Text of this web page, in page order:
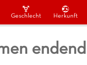
Geschlecht Herkunft